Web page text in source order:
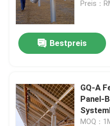
Preis：
Bestpreis
GQ-A
Panel-
MOQ：